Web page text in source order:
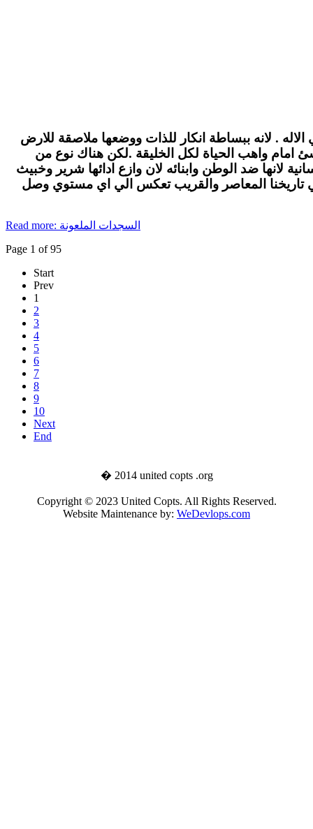
. لانه ببساطة انكار للذات ووضعها ملاصقة للارض
امام واهب الحياة لكل الخليقة .لكن هناك نوع من
لانها ضد الوطن وابنائه لان وازع ادائها شرير وخبيث
تاريخنا المعاصر والقريب تعكس الي اي مستوي وصل
Read more: السجدات الملعونة
Page 1 of 95
Start
Prev
1
2
3
4
5
6
7
8
9
10
Next
End
� 2014 united copts .org
Copyright © 2023 United Copts. All Rights Reserved.
Website Maintenance by: WeDevlops.com